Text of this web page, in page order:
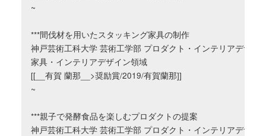
~
***間伐材を用いたスタッキング家具の制作
神戸芸術工科大学 芸術工学部 プロダクト・インテリアデザイ
家具・インテリアデザイン領域
[[__有賀 蘭那__>奨励賞/2019/有賀蘭那]]
~
***親子で発酵食品を楽しむプロダクトの提案
神戸芸術工科大学 芸術工学部 プロダクト・インテリアデザイ